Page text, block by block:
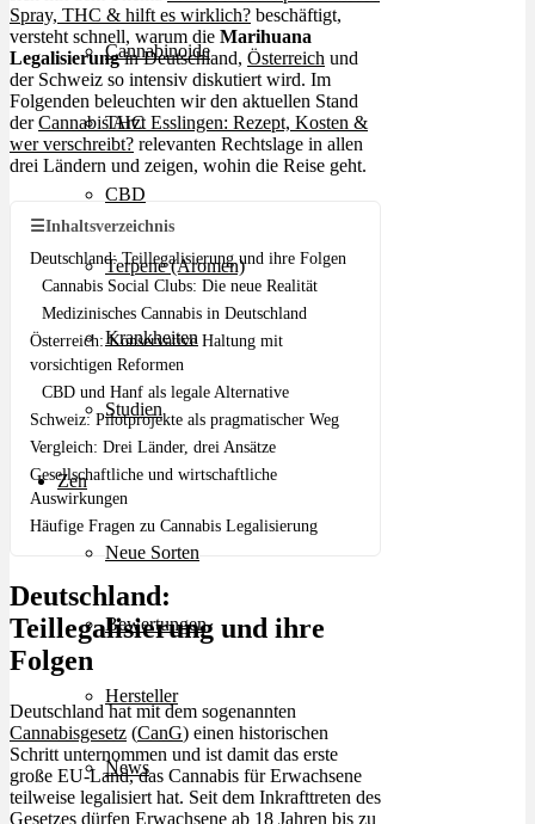
Cannabinoide
THC
CBD
Terpene (Aromen)
Krankheiten
Studien
Zen
Neue Sorten
Bewertungen
Hersteller
News
Spray, THC & hilft es wirklich? beschäftigt,
versteht schnell, warum die Marihuana
Legalisierungin Deutschland, Österreich und
der Schweiz so intensiv diskutiert wird. Im
Folgenden beleuchten wir den aktuellen Stand
derCannabis Arzt Esslingen: Rezept, Kosten &
wer verschreibt? relevanten Rechtslage in allen
drei Ländern und zeigen, wohin die Reise geht.
☰Inhaltsverzeichnis
Deutschland: Teillegalisierung und ihre Folgen
Cannabis Social Clubs: Die neue Realität
Medizinisches Cannabis in Deutschland
Österreich: Konservative Haltung mit
vorsichtigen Reformen
CBD und Hanf als legale Alternative
Schweiz: Pilotprojekte als pragmatischer Weg
Vergleich: Drei Länder, drei Ansätze
Gesellschaftliche und wirtschaftliche
Auswirkungen
Häufige Fragen zu Cannabis Legalisierung
Deutschland:
Teillegalisierung und ihre
Folgen
Deutschland hat mit dem sogenannten
Cannabisgesetz (CanG) einen historischen
Schritt unternommen und ist damit das erste
große EU-Land, das Cannabis für Erwachsene
teilweise legalisiert hat. Seit dem Inkrafttreten des
Gesetzes dürfen Erwachsene ab 18 Jahren bis zu